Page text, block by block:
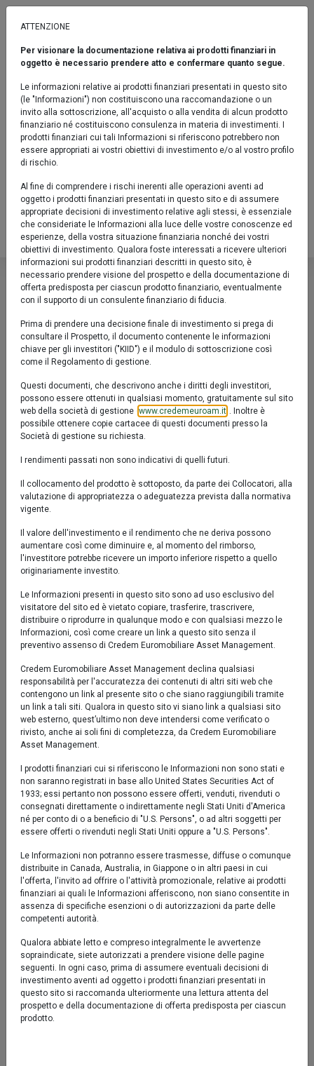
OBBLIGAZIONARI
Euromobiliare Euro Short Term High
Yield Bond Z
Fondo / Obbligazionari / Indicatore sintetico di rischio: 2
Confronta
IT0005378069
Valore Quota al 05/08/2026: 6,2250 €
Euromobiliare Euro Short
Fondo / Obbligazionari / Indicatore
Confronta Fact sheet
IT0005378069
Descrizione
Bond, attraverso una gestione di tipo attivo mira ad
accrescere gradualmente il valore del capitale investito
investendo principalmente in strumenti finanziari di
natura obbligazionaria di emittenti societari, sovrani e
di organismi internazionali e in strumenti finanziari di
natura obbligazionaria subordinati di emittenti societari.
YTD 1y
Fondo
set '25 nov '25 gen '26 mar '26 mag '26 lug '26
2020 2025
Fino al 07/09/2023 la politica del Fondo era diversa.
Performance al 04/08/2026
Fondo
YTD 1,62% 1,73%
1 mese 0,05% 0,04%
6 mesi 1,01% 1,05%
Performance
ATTENZIONE
Per visionare la documentazione relativa ai prodotti finanziari in
oggetto è necessario prendere atto e confermare quanto segue.
Le informazioni relative ai prodotti finanziari presentati in questo sito
(le "Informazioni") non costituiscono una raccomandazione o un
invito alla sottoscrizione, all'acquisto o alla vendita di alcun prodotto
finanziario né costituiscono consulenza in materia di investimenti. I
prodotti finanziari cui tali Informazioni si riferiscono potrebbero non
essere appropriati ai vostri obiettivi di investimento e/o al vostro profilo
di rischio.
Al fine di comprendere i rischi inerenti alle operazioni aventi ad
oggetto i prodotti finanziari presentati in questo sito e di assumere
appropriate decisioni di investimento relative agli stessi, è essenziale
che consideriate le Informazioni alla luce delle vostre conoscenze ed
esperienze, della vostra situazione finanziaria nonché dei vostri
obiettivi di investimento. Qualora foste interessati a ricevere ulteriori
informazioni sui prodotti finanziari descritti in questo sito, è
necessario prendere visione del prospetto e della documentazione di
offerta predisposta per ciascun prodotto finanziario, eventualmente
con il supporto di un consulente finanziario di fiducia.
Prima di prendere una decisione finale di investimento si prega di
consultare il Prospetto, il documento contenente le informazioni
chiave per gli investitori ("KIID") e il modulo di sottoscrizione così
come il Regolamento di gestione.
Questi documenti, che descrivono anche i diritti degli investitori,
possono essere ottenuti in qualsiasi momento, gratuitamente sul sito
web della società di gestione ( www.credemeuroam.it ). Inoltre è
possibile ottenere copie cartacee di questi documenti presso la
Società di gestione su richiesta.
I rendimenti passati non sono indicativi di quelli futuri.
Il collocamento del prodotto è sottoposto, da parte dei Collocatori, alla
valutazione di appropriatezza o adeguatezza prevista dalla normativa
vigente.
Il valore dell'investimento e il rendimento che ne deriva possono
aumentare così come diminuire e, al momento del rimborso,
l'investitore potrebbe ricevere un importo inferiore rispetto a quello
originariamente investito.
Le Informazioni presenti in questo sito sono ad uso esclusivo del
visitatore del sito ed è vietato copiare, trasferire, trascrivere,
distribuire o riprodurre in qualunque modo e con qualsiasi mezzo le
Informazioni, così come creare un link a questo sito senza il
preventivo assenso di Credem Euromobiliare Asset Management.
Credem Euromobiliare Asset Management declina qualsiasi
responsabilità per l'accuratezza dei contenuti di altri siti web che
contengono un link al presente sito o che siano raggiungibili tramite
un link a tali siti. Qualora in questo sito vi siano link a qualsiasi sito
web esterno, quest’ultimo non deve intendersi come verificato o
rivisto, anche ai soli fini di completezza, da Credem Euromobiliare
Asset Management.
I prodotti finanziari cui si riferiscono le Informazioni non sono stati e
non saranno registrati in base allo United States Securities Act of
1933; essi pertanto non possono essere offerti, venduti, rivenduti o
consegnati direttamente o indirettamente negli Stati Uniti d'America
né per conto di o a beneficio di "U.S. Persons", o ad altri soggetti per
essere offerti o rivenduti negli Stati Uniti oppure a "U.S. Persons".
Le Informazioni non potranno essere trasmesse, diffuse o comunque
distribuite in Canada, Australia, in Giappone o in altri paesi in cui
l'offerta, l'invito ad offrire o l'attività promozionale, relative ai prodotti
finanziari ai quali le Informazioni afferiscono, non siano consentite in
assenza di specifiche esenzioni o di autorizzazioni da parte delle
competenti autorità.
Qualora abbiate letto e compreso integralmente le avvertenze
sopraindicate, siete autorizzati a prendere visione delle pagine
seguenti. In ogni caso, prima di assumere eventuali decisioni di
investimento aventi ad oggetto i prodotti finanziari presentati in
questo sito si raccomanda ulteriormente una lettura attenta del
prospetto e della documentazione di offerta predisposta per ciascun
prodotto.